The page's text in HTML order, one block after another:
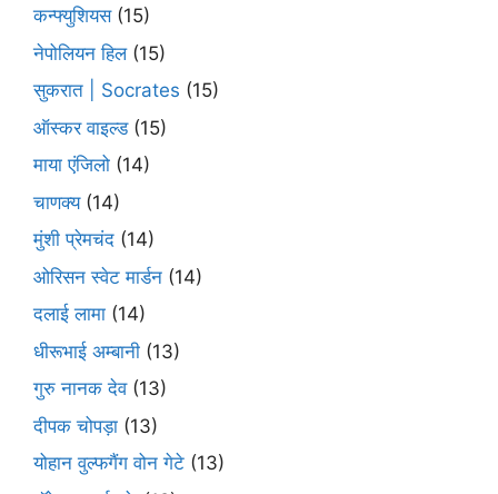
कन्फ्युशियस(15)
नेपोलियन हिल(15)
सुकरात | Socrates (15)
ऑस्कर वाइल्ड(15)
माया एंजिलो (14)
चाणक्य(14)
मुंशी प्रेमचंद (14)
ओरिसन स्‍वेट मार्डन (14)
दलाई लामा (14)
धीरूभाई अम्बानी (13)
गुरु नानक देव(13)
दीपक चोपड़ा (13)
योहान वुल्फगैंग वोन गेटे (13)